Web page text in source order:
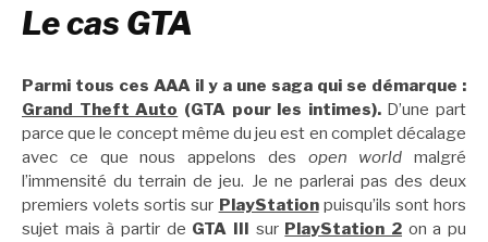
Le cas GTA
Parmi tous ces AAA il y a une saga qui se démarque :
Grand Theft Auto (GTA pour les intimes). D’une part
parce que le concept même du jeu est en complet décalage
avec ce que nous appelons des open world malgré
l’immensité du terrain de jeu. Je ne parlerai pas des deux
premiers volets sortis sur PlayStationpuisqu’ils sont hors
sujet mais à partir de GTA III sur PlayStation 2 on a pu